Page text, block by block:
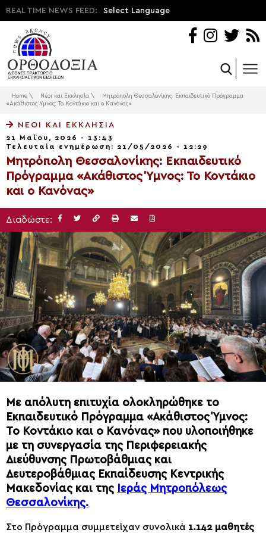
REAL TIME NEWS FEED: Select Language
Home \ Νέοι και Εκκλησία \
Μητρόπολη Θεσσαλονίκης: Εκπαιδευτικό Πρόγραμμα
«Ακάθιστος Ύμνος: Το Κοντάκιο και ο Κανόνας»
ΝΈΟΙ ΚΑΙ ΕΚΚΛΗΣΊΑ
21 Μαΐου, 2026 - 13:43
Τελευταία ενημέρωση: 21/05/2026 - 12:29
Μητρόπολη Θεσσαλονίκης: Εκπαιδευτικό
Πρόγραμμα «Ακάθιστος Ύμνος: Το Κοντάκιο
και ο Κανόνας»
Διαδώστε:
Με απόλυτη επιτυχία ολοκληρώθηκε το
Εκπαιδευτικό Πρόγραμμα «Ακάθιστος Ύμνος:
Το Κοντάκιο και ο Κανόνας» που υλοποιήθηκε
με τη συνεργασία της Περιφερειακής
Διεύθυνσης Πρωτοβάθμιας και
Δευτεροβάθμιας Εκπαίδευσης Κεντρικής
Μακεδονίας και της
Ιεράς Μητροπόλεως
Θεσσαλονίκης.
Στο Πρόγραμμα συμμετείχαν συνολικά 1.142 μαθητές